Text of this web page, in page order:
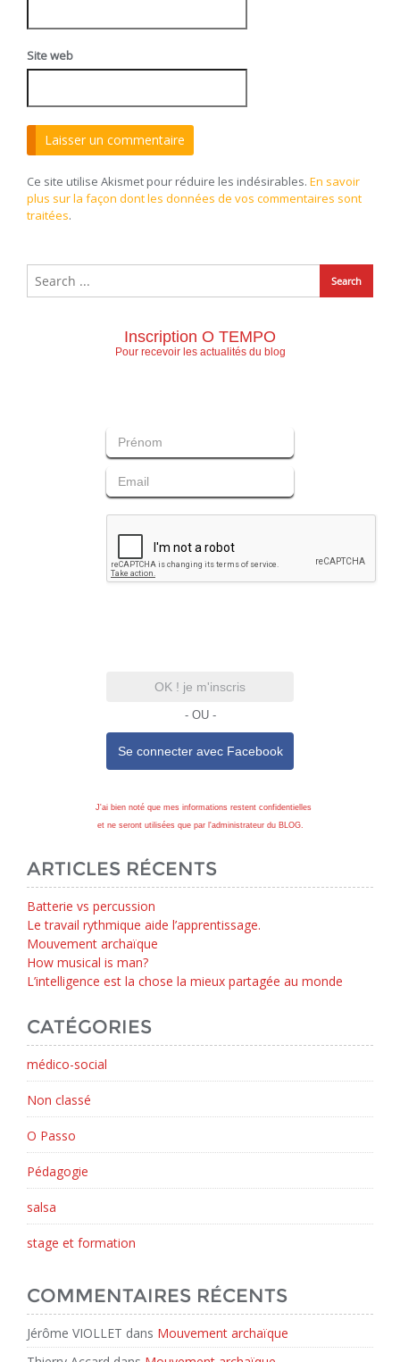
Site web
Ce site utilise Akismet pour réduire les indésirables. En savoir
plus sur la façon dont les données de vos commentaires sont
traitées.
Inscription O TEMPO
Pour recevoir les actualités du blog
OK ! je m'inscris
- OU -
Se connecter avec Facebook
J'ai bien noté que mes informations restent confidentielles
et ne seront utilisées que par l'administrateur du BLOG.
ARTICLES RÉCENTS
Batterie vs percussion
Le travail rythmique aide l’apprentissage.
Mouvement archaïque
How musical is man?
L’intelligence est la chose la mieux partagée au monde
CATÉGORIES
médico-social
Non classé
O Passo
Pédagogie
salsa
stage et formation
COMMENTAIRES RÉCENTS
Jérôme VIOLLET dans Mouvement archaïque